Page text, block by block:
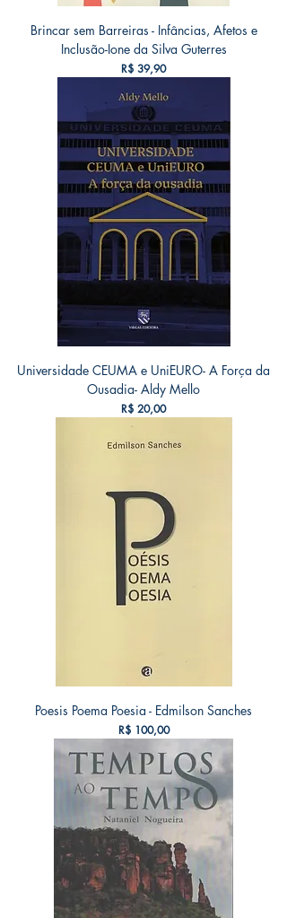
Brincar sem Barreiras - Infâncias, Afetos e
Inclusão-Ione da Silva Guterres
Preço
R$ 39,90
Universidade CEUMA e UniEURO- A Força da
Ousadia- Aldy Mello
Preço
R$ 20,00
Poesis Poema Poesia - Edmilson Sanches
Preço
R$ 100,00